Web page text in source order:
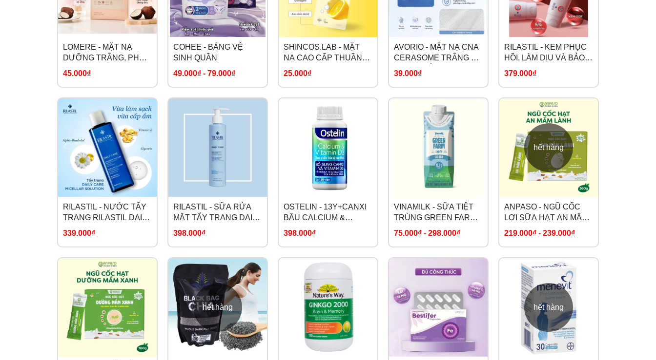
LOMERE - MẶT NẠ
DƯỠNG TRẮNG, PHỤC
HỒI DA CHIẾT XUẤT
45.000₫
COHEE - BĂNG VỆ
SINH QUẦN
49.000₫ - 79.000₫
SHINCOS.LAB - MẶT
NẠ CAO CẤP THUẦN
CHAY TINH CHẤT
25.000₫
AVORIO - MẶT NẠ CNA
CERASOME TRẮNG DA
DƯỠNG ẨM, LÀM DỊU
39.000₫
RILASTIL - KEM PHỤC
HỒI, LÀM DỊU VÀ BẢO
VỆ DA
379.000₫
RILASTIL - NƯỚC TẨY
TRANG RILASTIL DAILY
CARE MICELLAR
339.000₫
RILASTIL - SỮA RỬA
MẶT TẨY TRANG DAILY
CARE MAKE-UP
CLEANSING MILK
398.000₫
OSTELIN - 13Y+CANXI
BẦU CALCIUM &
VITAMIN D3 NHẬP
398.000₫
VINAMILK - SỮA TIỆT
TRÙNG GREEN FARM
CAO ĐẠM ÍT BÉO
75.000₫ - 298.000₫
hết hàng
ANPASO - NGŨ CỐC
LỢI SỮA HẠT AN MẦM
LÀNH CHO MẸ SAU
219.000₫ - 239.000₫
hết hàng hết hàng